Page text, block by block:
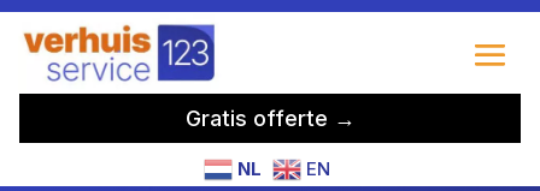
Gratis offerte →
NL EN